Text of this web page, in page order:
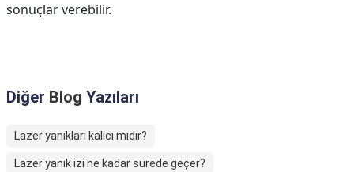
sonuçlar verebilir.
Diğer Blog Yazıları
Lazer yanıkları kalıcı mıdır?
Lazer yanık izi ne kadar sürede geçer?